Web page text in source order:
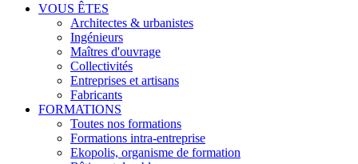
VOUS ÊTES
Architectes & urbanistes
Ingénieurs
Maîtres d'ouvrage
Collectivités
Entreprises et artisans
Fabricants
FORMATIONS
Toutes nos formations
Formations intra-entreprise
Ekopolis, organisme de formation